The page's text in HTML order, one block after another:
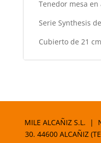
Tenedor mesa
Serie Synthesis
Cubierto de 21
MILE ALCAÑIZ S.L. |
30. 44600 ALCAÑIZ